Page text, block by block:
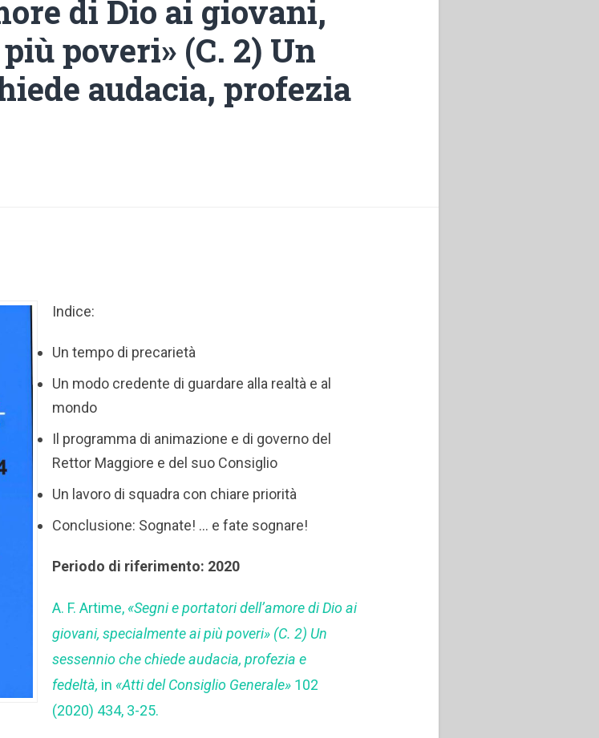
di Dio ai giovani,
poveri» (C. 2) Un
audacia, profezia
Indice:
Un tempo di precarietà
Un modo credente di guardare alla realtà e al
mondo
Il programma di animazione e di governo del
Rettor Maggiore e del suo Consiglio
Un lavoro di squadra con chiare priorità
Conclusione: Sognate! … e fate sognare!
Periodo di riferimento: 2020
A. F. Artime, «Segni e portatori dell’amore di Dio ai
giovani, specialmente ai più poveri» (C. 2) Un
sessennio che chiede audacia, profezia e
fedeltà, in «Atti del Consiglio Generale» 102
(2020) 434, 3-25.